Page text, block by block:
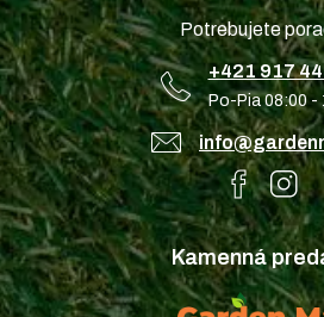
Potrebujete
+421 917
Po-Pia 08:00 -
Kamenná